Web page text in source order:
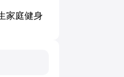
7大误区
家庭健身